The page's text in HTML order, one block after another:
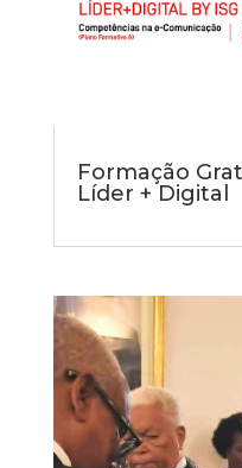
Formação
Líder + Digital